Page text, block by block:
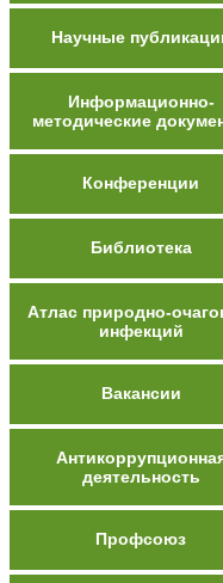
Научные
Информационно-
методические
Конференции
Библиотека
Атлас природно-
инфекций
Вакансии
деятельность
Профсоюз